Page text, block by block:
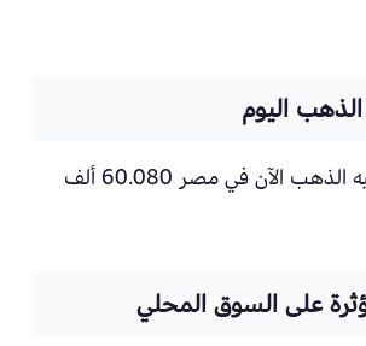
اليوم
وسجل سعر الجنيه الذهب الآن في مصر 60.080 ألف
على السوق المحلي